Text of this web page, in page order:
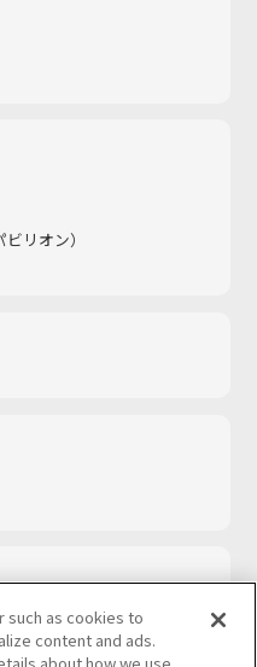
リオン）​
such as cookies to
content and ads.